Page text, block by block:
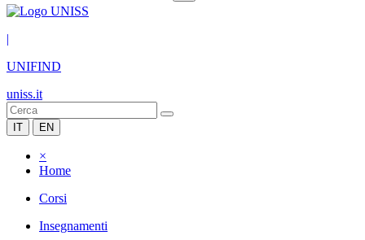
|
UNIFIND
uniss.it
IT EN
×
Home
Corsi
Insegnamenti